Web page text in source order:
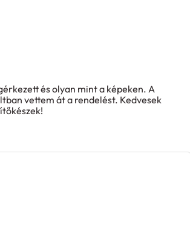
és olyan mint a képeken. A
vettem át a rendelést. Kedvesek